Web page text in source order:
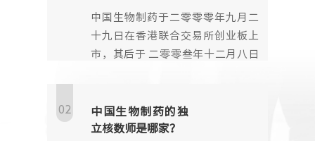
中国生物制药于二零零零年九月二
十九日在香港联合交易所创业板上
市，其后于 二零零叁年十二月八日
02
中国生物制药的独
立核数师是哪家？